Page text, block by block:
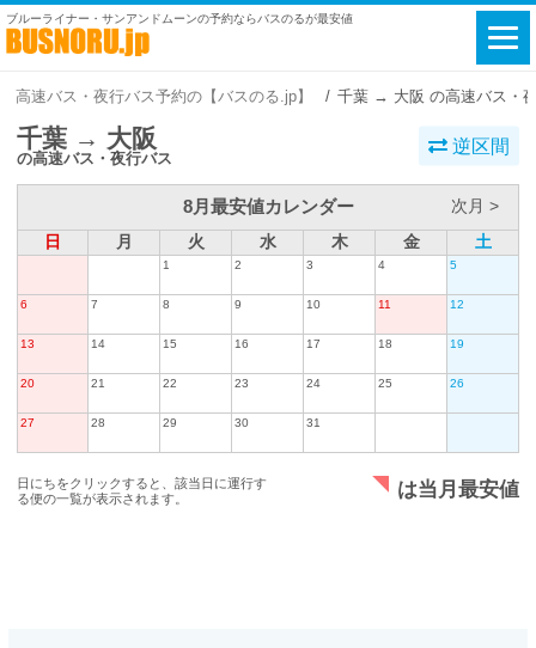
ブルーライナー・サンアンドムーンの予約ならバスのるが最安値
高速バス・夜行バス予約の【バスのる.jp】 千葉 → 大阪 の高速バス・
千葉 → 大阪
の高速バス・夜行バス
逆区間
8月最安値カレンダー
次月 >
日
月 火 水 木 金 土
1 2 3 4 5
6 7 8 9 10 11 12
13 14 15 16 17 18 19
20 21 22 23 24 25 26
27 28 29 30 31
日にちをクリックすると、該当日に運行す
る便の一覧が表示されます。
は当月最安値